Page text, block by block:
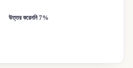
উত্তর করেননি 7%